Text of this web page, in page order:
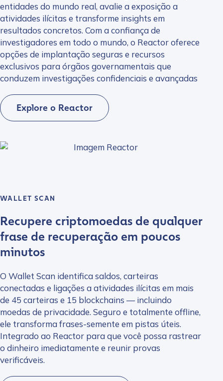
entidades do mundo real, avalie a exposição a
atividades ilícitas e transforme insights em
resultados concretos. Com a confiança de
investigadores em todo o mundo, o Reactor oferece
opções de implantação seguras e recursos
exclusivos para órgãos governamentais que
conduzem investigações confidenciais e avançadas
Explore o Reactor
WALLET SCAN
Recupere criptomoedas de qualquer
frase de recuperação em poucos
minutos
O Wallet Scan identifica saldos, carteiras
conectadas e ligações a atividades ilícitas em mais
de 45 carteiras e 15 blockchains — incluindo
moedas de privacidade. Seguro e totalmente offline,
ele transforma frases-semente em pistas úteis.
Integrado ao Reactor para que você possa rastrear
o dinheiro imediatamente e reunir provas
verificáveis.